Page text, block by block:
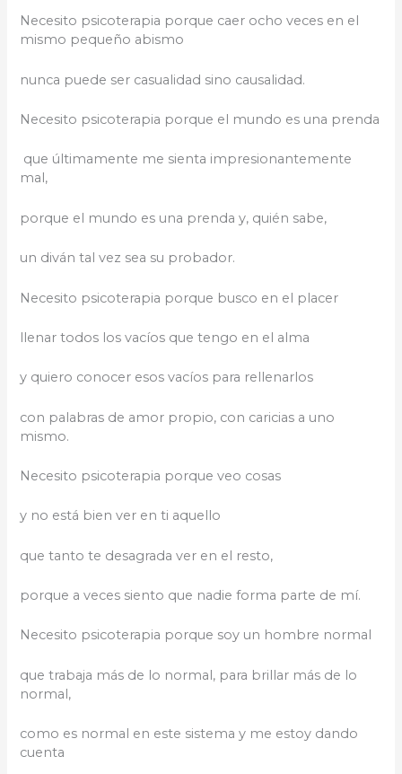
Necesito psicoterapia porque caer ocho veces en el
mismo pequeño abismo
nunca puede ser casualidad sino causalidad.
Necesito psicoterapia porque el mundo es una prenda
que últimamente me sienta impresionantemente
mal,
porque el mundo es una prenda y, quién sabe,
un diván tal vez sea su probador.
Necesito psicoterapia porque busco en el placer
llenar todos los vacíos que tengo en el alma
y quiero conocer esos vacíos para rellenarlos
con palabras de amor propio, con caricias a uno
mismo.
Necesito psicoterapia porque veo cosas
y no está bien ver en ti aquello
que tanto te desagrada ver en el resto,
porque a veces siento que nadie forma parte de mí.
Necesito psicoterapia porque soy un hombre normal
que trabaja más de lo normal, para brillar más de lo
normal,
como es normal en este sistema y me estoy dando
cuenta